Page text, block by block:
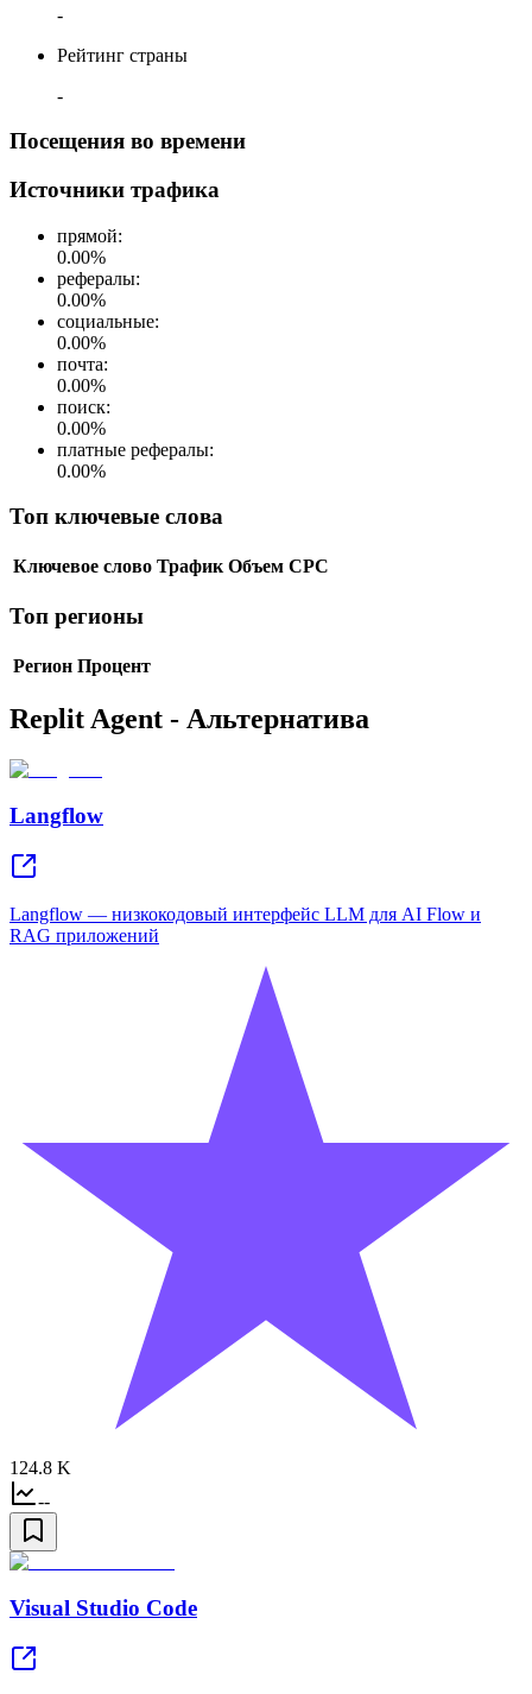
-
Рейтинг страны
-
Посещения во времени
Источники трафика
прямой:
0.00%
рефералы:
0.00%
социальные:
0.00%
почта:
0.00%
поиск:
0.00%
платные рефералы:
0.00%
Топ ключевые слова
Ключевое слово Трафик Объем CPC
Топ регионы
Регион Процент
Replit Agent - Альтернатива
Langflow
Langflow — низкокодовый интерфейс LLM для AI Flow и
RAG приложений
124.8 K
--
Visual Studio Code